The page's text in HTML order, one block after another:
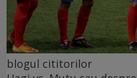
blogul cititorilor